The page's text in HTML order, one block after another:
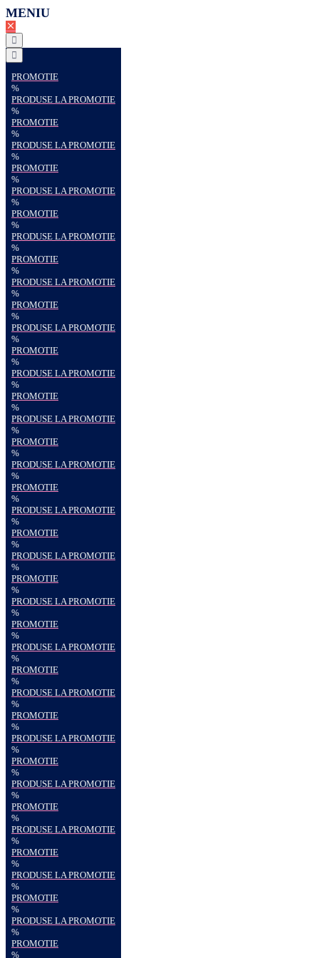
MENIU
PROMOTIE
%
PRODUSE LA PROMOTIE
%
PROMOTIE
%
PRODUSE LA PROMOTIE
%
PROMOTIE
%
PRODUSE LA PROMOTIE
%
PROMOTIE
%
PRODUSE LA PROMOTIE
%
PROMOTIE
%
PRODUSE LA PROMOTIE
%
PROMOTIE
%
PRODUSE LA PROMOTIE
%
PROMOTIE
%
PRODUSE LA PROMOTIE
%
PROMOTIE
%
PRODUSE LA PROMOTIE
%
PROMOTIE
%
PRODUSE LA PROMOTIE
%
PROMOTIE
%
PRODUSE LA PROMOTIE
%
PROMOTIE
%
PRODUSE LA PROMOTIE
%
PROMOTIE
%
PRODUSE LA PROMOTIE
%
PROMOTIE
%
PRODUSE LA PROMOTIE
%
PROMOTIE
%
PRODUSE LA PROMOTIE
%
PROMOTIE
%
PRODUSE LA PROMOTIE
%
PROMOTIE
%
PRODUSE LA PROMOTIE
%
PROMOTIE
%
PRODUSE LA PROMOTIE
%
PROMOTIE
%
PRODUSE LA PROMOTIE
%
PROMOTIE
%
PRODUSE LA PROMOTIE
%
PROMOTIE
%